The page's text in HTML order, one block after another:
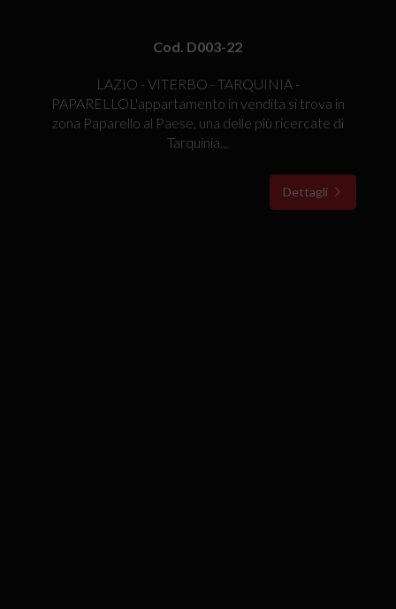
Cod. D003-22
LAZIO - VITERBO - TARQUINIA -
PAPARELLOL'appartamento in vendita si trova in
zona Paparello al Paese, una delle più ricercate di
Tarquinia...
Dettagli